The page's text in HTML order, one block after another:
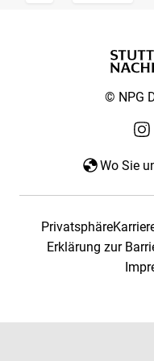
© NPG
Wo Sie
Privatsphäre
Erklärung zur